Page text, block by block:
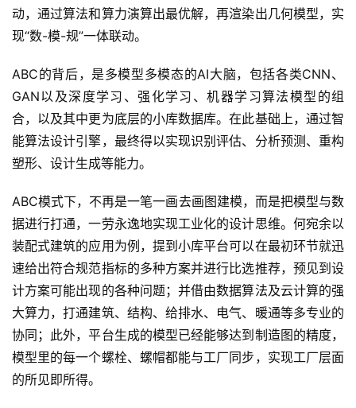
动，通过算法和算力演算出最优解，再渲染出几何模型，实
现“数-模-规”一体联动。
ABC的背后，是多模型多模态的AI大脑，包括各类CNN、
GAN以及深度学习、强化学习、机器学习算法模型的组
合，以及其中更为底层的小库数据库。在此基础上，通过智
能算法设计引擎，最终得以实现识别评估、分析预测、重构
塑形、设计生成等能力。
ABC模式下，不再是一笔一画去画图建模，而是把模型与数
据进行打通，一劳永逸地实现工业化的设计思维。何宛余以
装配式建筑的应用为例，提到小库平台可以在最初环节就迅
速给出符合规范指标的多种方案并进行比选推荐，预见到设
计方案可能出现的各种问题；并借由数据算法及云计算的强
大算力，打通建筑、结构、给排水、电气、暖通等多专业的
协同；此外，平台生成的模型已经能够达到制造图的精度，
模型里的每一个螺栓、螺帽都能与工厂同步，实现工厂层面
的所见即所得。